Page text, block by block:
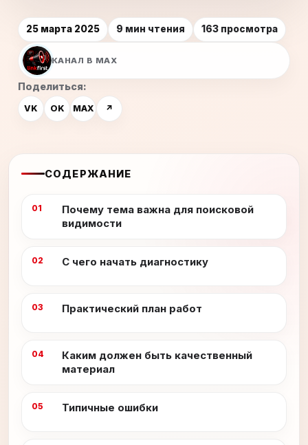
25 марта 2025 9 мин чтения 163 просмотра
КАНАЛ В MAX
Поделиться:
VK OK MAX ↗
СОДЕРЖАНИЕ
Почему тема важна для поисковой
видимости
С чего начать диагностику
Практический план работ
Каким должен быть качественный
материал
Типичные ошибки